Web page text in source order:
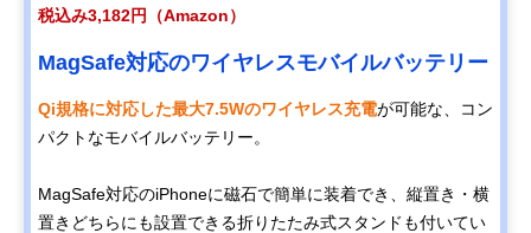
税込み3,182円（Amazon）
MagSafe対応のワイヤレスモバイルバッテリー
Qi規格に対応した最大7.5Wのワイヤレス充電が可能な、コン
パクトなモバイルバッテリー。
MagSafe対応のiPhoneに磁石で簡単に装着でき、縦置き・横
置きどちらにも設置できる折りたたみ式スタンドも付いてい